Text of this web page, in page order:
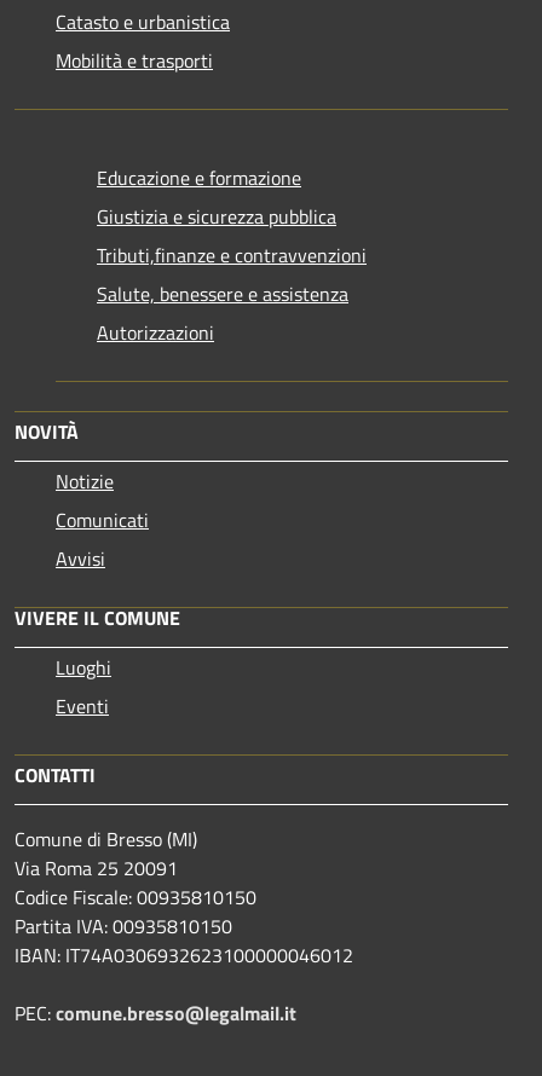
Catasto e urbanistica
Mobilità e trasporti
Educazione e formazione
Giustizia e sicurezza pubblica
Tributi,finanze e contravvenzioni
Salute, benessere e assistenza
Autorizzazioni
NOVITÀ
Notizie
Comunicati
Avvisi
VIVERE IL COMUNE
Luoghi
Eventi
CONTATTI
Comune di Bresso (MI)
Via Roma 25 20091
Codice Fiscale: 00935810150
Partita IVA: 00935810150
IBAN: IT74A0306932623100000046012
PEC:comune.bresso@legalmail.it